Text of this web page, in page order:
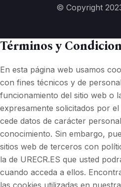
© Copyright
Términos y
En esta página web usamos
con fines técnicos y de
funcionamiento del sitio web o
expresamente solicitados por
cede datos de carácter
conocimiento. Sin embargo,
sitios web de terceros con
la de URECR.ES que usted
cuando acceda a ellos.
las cookies utilizadas en